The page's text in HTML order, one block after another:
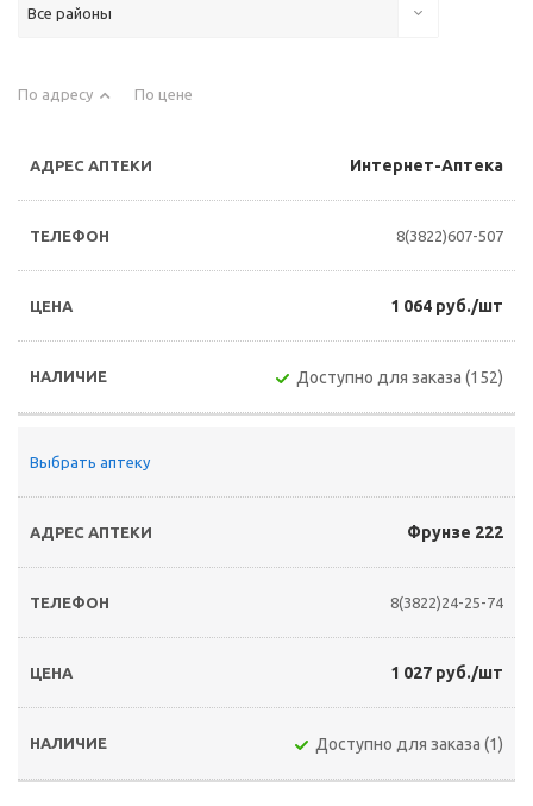
Все районы
По адресу По цене
Интернет-Аптека
8(3822)607-507
1 064 руб./шт
Доступно для заказа (152)
Выбрать аптеку
Фрунзе 222
8(3822)24-25-74
1 027 руб./шт
Доступно для заказа (1)